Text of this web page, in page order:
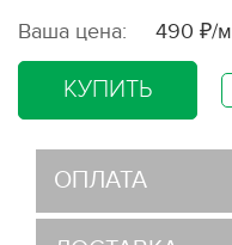
Ваша цена: 490 ₽/м
КУПИТЬ
ОПЛАТА